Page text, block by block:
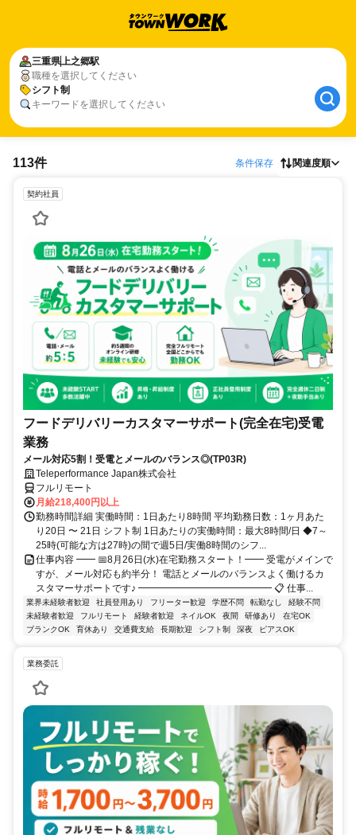
三重県上之郷駅
職種を選択してください
シフト制
キーワードを選択してください
113件 条件保存 関連度順
契約社員
フードデリバリーカスタマーサポート(完全在宅)受電
業務
メール対応5割！受電とメールのバランス◎(TP03R)
Teleperformance Japan株式会社
フルリモート
月給218,400円以上
勤務時間詳細 実働時間：1日あたり8時間 平均勤務日数：1ヶ月あた
り20日 〜 21日 シフト制 1日あたりの実働時間：最大8時間/日 ◆7～
25時(可能な方は27時)の間で週5日/実働8時間のシフ...
仕事内容 ━━ 📅8月26日(水)在宅勤務スタート！━━ 受電がメインで
すが、メール対応も約半分！ 電話とメールのバランスよく働けるカ
スタマーサポートです♪ ━━━━━━━━━━━━━━ 📋 仕事...
業界未経験者歓迎 社員登用あり フリーター歓迎 学歴不問 転勤なし
経験不問
未経験者歓迎
フルリモート 経験者歓迎 ネイルOK 夜間 研修あり
在宅OK
ブランクOK
育休あり 交通費支給 長期歓迎 シフト制 深夜 ピアスOK
業務委託